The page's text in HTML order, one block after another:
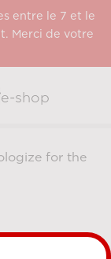
entre le 7 et le
Merci de votre
e-shop
for the